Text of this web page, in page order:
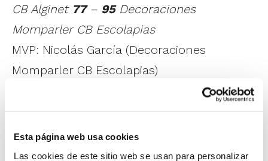
Esta página web usa cookies
Las cookies de este sitio web se usan para personalizar
CB Alginet 77– 95Decoraciones
Momparler CB Escolapias
MVP: Nicolás García (Decoraciones
Momparler CB Escolapias)
Tras un inicio con numerosas alternancias
quintetos iba a otorgar las primeras
ventajas. Así, el tercer periodo era